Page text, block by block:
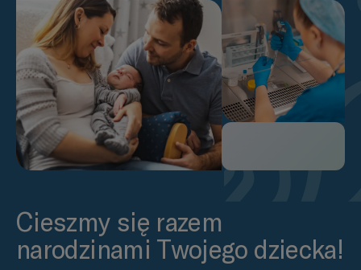
Cieszmy się razem
narodzinami Twojego dziecka!